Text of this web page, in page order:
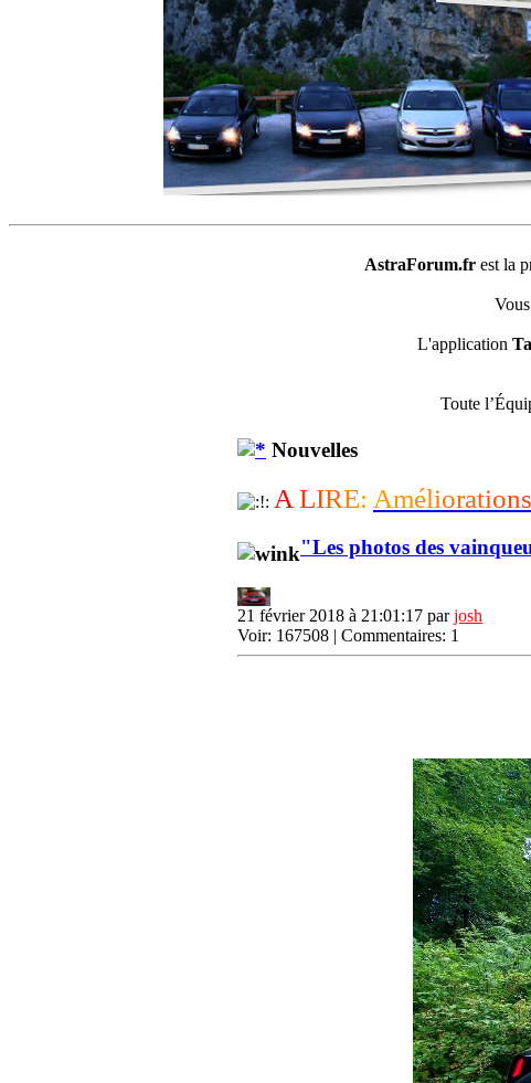
AstraForum.fr est la
L'application
Toute
Nouvelles
A LIRE: Améliorations
"Les photos des
21 février 2018 à 21:01:17 parjosh
Voir: 167508 | Commentaires: 1